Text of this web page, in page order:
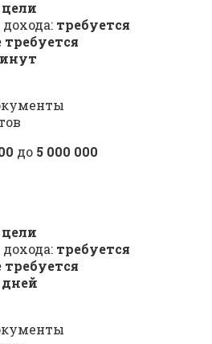
требуется
требуется
до 5 000 000
требуется
требуется
дней